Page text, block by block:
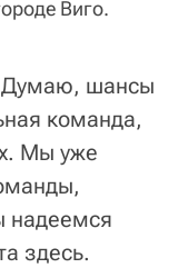
Виго.
Думаю, шансы
команда,
Мы уже
надеемся
здесь.